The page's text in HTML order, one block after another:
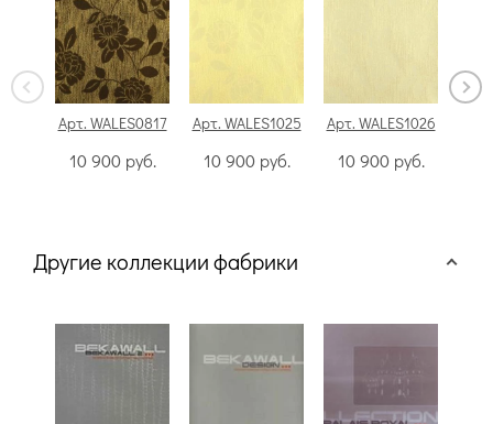
Арт. WALES0817
10 900 руб.
Арт. WALES1025
10 900 руб.
Арт. WALES1026
10 900 руб.
Другие коллекции фабрики